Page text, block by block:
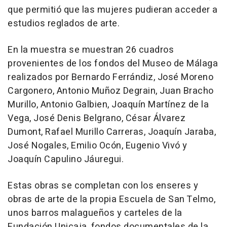
que permitió que las mujeres pudieran acceder a
estudios reglados de arte.
En la muestra se muestran 26 cuadros
provenientes de los fondos del Museo de Málaga
realizados por Bernardo Ferrándiz, José Moreno
Cargonero, Antonio Muñoz Degrain, Juan Bracho
Murillo, Antonio Galbien, Joaquín Martínez de la
Vega, José Denis Belgrano, César Álvarez
Dumont, Rafael Murillo Carreras, Joaquín Jaraba,
José Nogales, Emilio Ocón, Eugenio Vivó y
Joaquín Capulino Jáuregui.
Estas obras se completan con los enseres y
obras de arte de la propia Escuela de San Telmo,
unos barros malagueños y carteles de la